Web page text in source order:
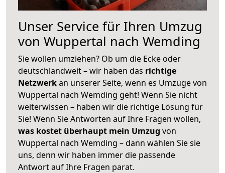
Unser Service für Ihren Umzug
von Wuppertal nach Wemding
Sie wollen umziehen? Ob um die Ecke oder
deutschlandweit – wir haben das richtige
Netzwerkan unserer Seite, wenn es Umzüge von
Wuppertal nach Wemding geht! Wenn Sie nicht
weiterwissen – haben wir die richtige Lösung für
Sie! Wenn Sie Antworten auf Ihre Fragen wollen,
was kostet überhaupt mein Umzug von
Wuppertal nach Wemding – dann wählen Sie sie
uns, denn wir haben immer die passende
Antwort auf Ihre Fragen parat.